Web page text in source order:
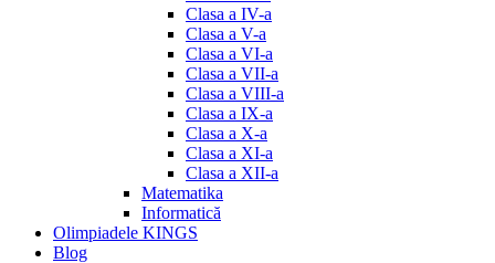
Clasa a IV-a
Clasa a V-a
Clasa a VI-a
Clasa a VII-a
Clasa a VIII-a
Clasa a IX-a
Clasa a X-a
Clasa a XI-a
Clasa a XII-a
Matematika
Informatică
Olimpiadele KINGS
Blog